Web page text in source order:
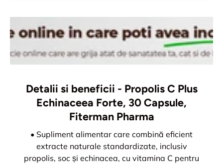
Detalii si beneficii - Propolis C Plus
Echinaceea Forte, 30 Capsule,
Fiterman Pharma
• Supliment alimentar care combină eficient
extracte naturale standardizate, inclusiv
propolis, soc și echinacea, cu vitamina C pentru